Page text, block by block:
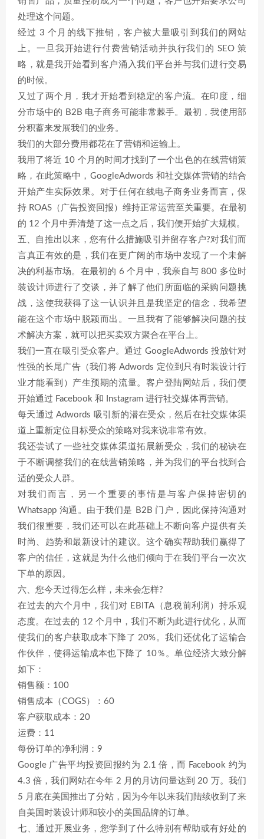
处理这个问题。
经过 3 个月的线下推销，客户被大量吸引到我们的网站
上。一旦我开始进行付费营销活动并执行我们的 SEO 策
略，就是我开始看到客户涌入我们平台并与我们进行交易
的时候。
又过了两个月，我才开始看到稳定的客户流。在印度，细
分市场中的 B2B 电子商务可能非常棘手。最初，我使用部
分积蓄来发展我们的业务。
我们的大部分费用都花在了营销和运输上。
我用了将近 10 个月的时间才找到了一个出色的在线营销策
略，在此策略中，GoogleAdwords 和社交媒体营销的结合
开始产生实际效果。对于任何在线电子商务业务而言，保
持 ROAS（广告投资回报）维持正常运营至关重要。在最初
的 12 个月中弄清楚了这一点之后，我们便开始扩大规模。
五、自推出以来，您有什么措施吸引并留存客户?对我们而
言真正有效的是，我们在更广阔的市场中发现了一个未解
决的利基市场。在最初的 6 个月中，我亲自与 800 多位时
装设计师进行了交谈，并了解了他们所面临的采购问题挑
战，这使我获得了这一认识并且是我坚定的信念，我希望
能在这个市场中脱颖而出。一旦我有了能够解决问题的技
术解决方案，就可以把买卖双方聚合在平台上。
我们一直在吸引受众客户。通过 GoogleAdwords 投放针对
性强的长尾广告（我们将 Adwords 定位到只有时装设计行
业才能看到）产生预期的流量。客户登陆网站后，我们便
开始通过 Facebook 和 Instagram 进行社交媒体再营销。
每天通过 Adwords 吸引新的潜在受众，然后在社交媒体渠
道上重新定位目标受众的策略对我来说非常有效。
我还尝试了一些社交媒体渠道拓展新受众，我们的秘诀在
于不断调整我们的在线营销策略，并为我们的平台找到合
适的受众人群。
对我们而言，另一个重要的事情是与客户保持密切的
Whatsapp 沟通。由于我们是 B2B 门户，因此保持沟通对
我们很重要，我们还可以在此基础上不断向客户提供有关
时尚、趋势和最新设计的建议。这个确实帮助我们赢得了
客户的信任，这就是为什么他们倾向于在我们平台一次次
下单的原因。
六、您今天过得怎么样，未来会怎样?
在过去的六个月中，我们对 EBITA（息税前利润）持乐观
态度。在过去的 12 个月中，我们不断为此进行优化，从而
使我们的客户获取成本下降了 20%。我们还优化了运输合
作伙伴，使得运输成本也下降了 10％。单位经济大致分解
如下：
销售额：100
销售成本（COGS）：60
客户获取成本：20
运费：11
每份订单的净利润：9
Google 广告平均投资回报约为 2.1 倍，而 Facebook 约为
4.3 倍，我们网站在今年 2 月的月访问量达到 20 万。我们
5 月底在美国推出了分站，因为今年以来我们陆续收到了来
自美国时装设计师和较小的美国品牌的订单。
七、通过开展业务，您学到了什么特别有帮助或有好处的